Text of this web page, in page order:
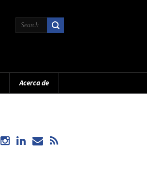
Acerca de